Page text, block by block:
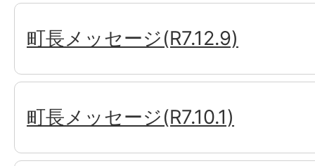
町長メッセージ(R7.12.9)
町長メッセージ(R7.10.1)